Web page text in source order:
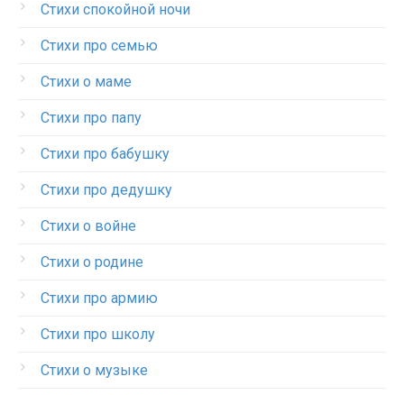
Стихи спокойной ночи
Стихи про семью
Стихи о маме
Стихи про папу
Стихи про бабушку
Стихи про дедушку
Стихи о войне
Стихи о родине
Стихи про армию
Стихи про школу
Стихи о музыке